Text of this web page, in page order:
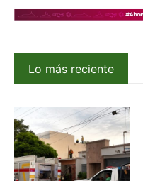
Lo más reciente